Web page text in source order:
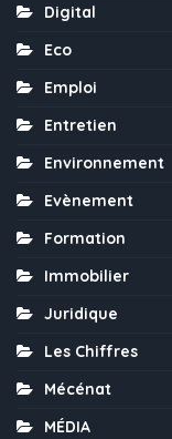
Digital
Eco
Emploi
Entretien
Environnement
Evènement
Formation
Immobilier
Juridique
Les Chiffres
Mécénat
MÉDIA